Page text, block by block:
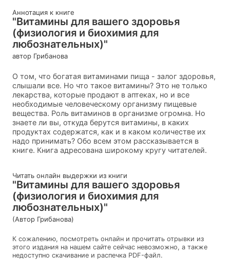
Аннотация к книге
"Витамины для вашего здоровья
(физиология и биохимия для
любознательных)"
автор Грибанова
О том, что богатая витаминами пища - залог здоровья,
слышали все. Но что такое витамины? Это не только
лекарства, которые продают в аптеках, но и все
необходимые человеческому организму пищевые
вещества. Роль витаминов в организме огромна. Но
знаете ли вы, откуда берутся витамины, в каких
продуктах содержатся, как и в каком количестве их
надо принимать? Обо всем этом рассказывается в
книге. Книга адресована широкому кругу читателей.
Читать онлайн выдержки из книги
"Витамины для вашего здоровья
(физиология и биохимия для
любознательных)"
(Автор Грибанова)
К сожалению, посмотреть онлайн и прочитать отрывки из
этого издания на нашем сайте сейчас невозможно, а также
недоступно скачивание и распечка PDF-файл.